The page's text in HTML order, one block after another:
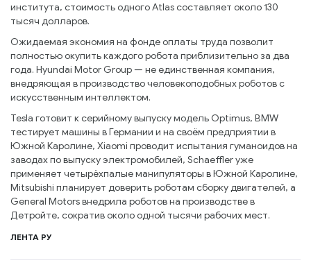
института, стоимость одного Atlas составляет около 130
тысяч долларов.
Ожидаемая экономия на фонде оплаты труда позволит
полностью окупить каждого робота приблизительно за два
года. Hyundai Motor Group — не единственная компания,
внедряющая в производство человекоподобных роботов с
искусственным интеллектом.
Tesla готовит к серийному выпуску модель Optimus, BMW
тестирует машины в Германии и на своём предприятии в
Южной Каролине, Xiaomi проводит испытания гуманоидов на
заводах по выпуску электромобилей, Schaeffler уже
применяет четырёхпалые манипуляторы в Южной Каролине,
Mitsubishi планирует доверить роботам сборку двигателей, а
General Motors внедрила роботов на производстве в
Детройте, сократив около одной тысячи рабочих мест.
ЛЕНТА РУ